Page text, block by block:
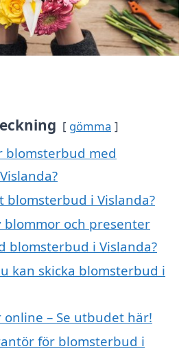
gömma
blomsterbud med
blomsterbud i Vislanda?
blommor och presenter
blomsterbud i Vislanda?
kan skicka blomsterbud i
online – Se utbudet här!
för blomsterbud i